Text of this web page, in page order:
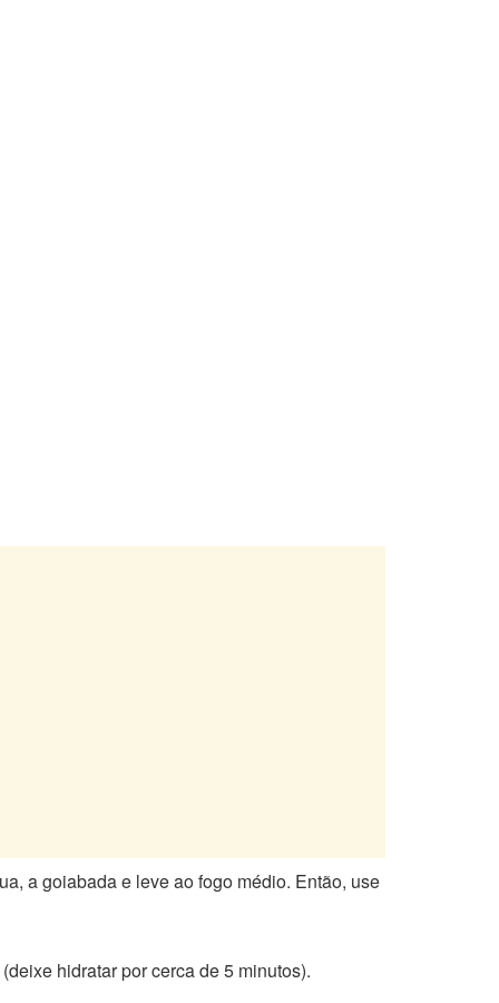
a goiabada e leve ao fogo médio. Então, use
hidratar por cerca de 5 minutos).